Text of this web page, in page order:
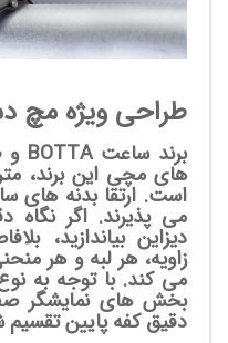
طراحی ویژه مچ
برند ساعتBOTTA و
های مچی این برند،
است. ارتقا بدنه های
می پذیرند. اگر
دیزاین بیاندازید،
زاویه، هر لبه و هر
می کند. با توجه به
بخش های نمایشگر
دقیق کفه پایین تقسیم